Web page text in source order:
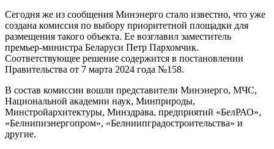
Сегодня же из сообщения Минэнерго стало известно, что уже
создана комиссия по выбору приоритетной площадки для
размещения такого объекта. Ее возглавил заместитель
премьер-министра Беларуси Петр Пархомчик.
Соответствующее решение содержится в постановлении
Правительства от 7 марта 2024 года №158.
В состав комиссии вошли представители Минэнерго, МЧС,
Национальной академии наук, Минприроды,
Минстройархитектуры, Минздрава, предприятий «БелРАО»,
«Белнипиэнергопром», «Белниипградостроительства» и
другие.